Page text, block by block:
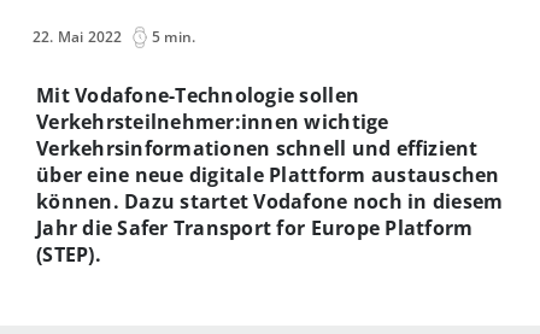
22. Mai 2022 5 min.
Mit Vodafone-Technologie sollen
Verkehrsteilnehmer:innen wichtige
Verkehrsinformationen schnell und effizient
über eine neue digitale Plattform austauschen
können. Dazu startet Vodafone noch in diesem
Jahr die Safer Transport for Europe Platform
(STEP).